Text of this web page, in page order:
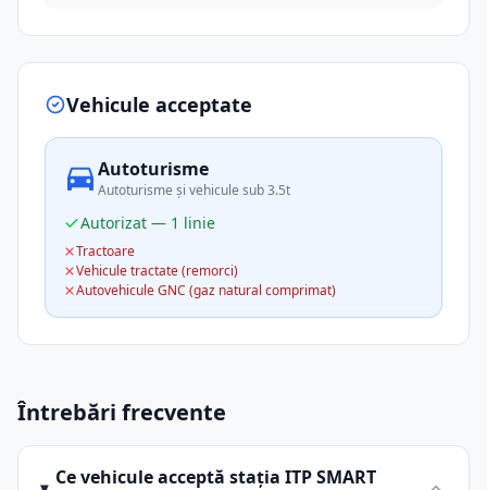
Vehicule acceptate
Autoturisme
Autoturisme și vehicule sub 3.5t
Autorizat — 1 linie
Tractoare
Vehicule tractate (remorci)
Autovehicule GNC (gaz natural comprimat)
Întrebări frecvente
Ce vehicule acceptă stația ITP SMART